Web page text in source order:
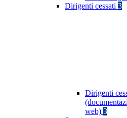
Dirigenti cessati 3
Dirigenti
web) 3